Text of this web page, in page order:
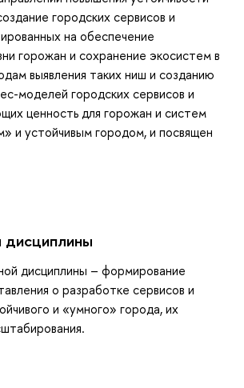
городских сервисов и
на обеспечение
горожан и сохранение экосистем в
выявления таких ниш и созданию
моделей городских сервисов и
ценность для горожан и систем
и устойчивым городом, и посвящен
дисциплины
дисциплины – формирование
о разработке сервисов и
и «умного» города, их